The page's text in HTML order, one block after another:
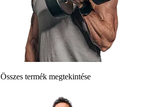
Összes termék megtekintése